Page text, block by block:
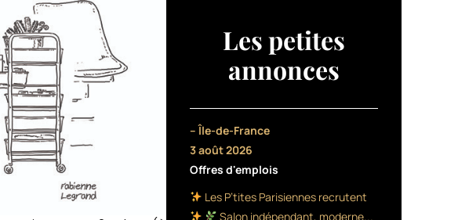
Les petites
annonces
– Île-de-France
3 août 2026
Offres d'emplois
Les P’tites Parisiennes recrutent
Salon indépendant, moderne...